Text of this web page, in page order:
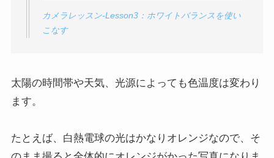
カメラレッスン-Lesson3：ホワイトバランスを使い
こなす
太陽の時間帯や天気、光源によっても色温度は変わり
ます。
たとえば、白熱電球の光はかなりオレンジなので、そ